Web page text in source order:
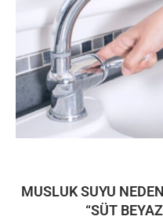
MUSLUK SUYU
“SÜT